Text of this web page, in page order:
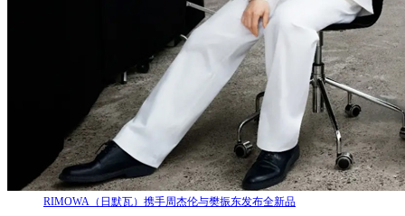
RIMOWA（日默瓦）携手周杰伦与樊振东发布全新品